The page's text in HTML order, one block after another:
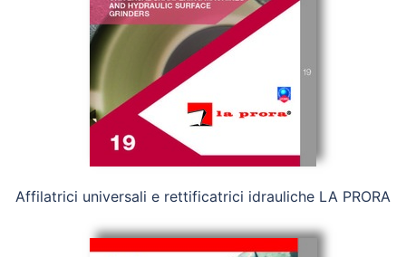
Affilatrici universali e rettificatrici idrauliche LA PRORA